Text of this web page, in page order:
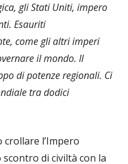
gli Stati Uniti, impero
Esauriti
come gli altri imperi
il mondo. Il
di potenze regionali. Ci
tra dodici
l’Impero
di civiltà con la